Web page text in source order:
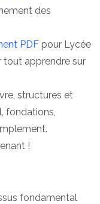
des
PDF pour Lycée
tout apprendre sur
structures et
fondations,
!
fondamental